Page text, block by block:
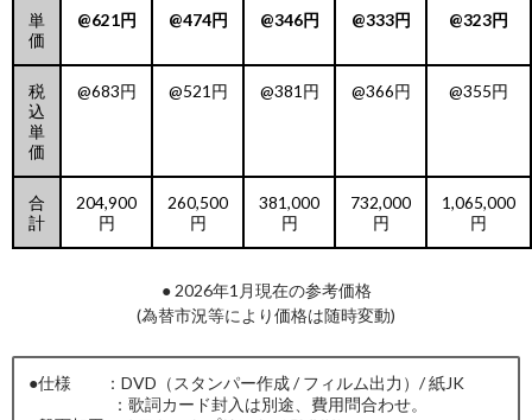
単
価
@621円 @474円 @346円 @333円 @323円
税
込
単
価
@683円 @521円 @381円 @366円 @355円
合
計
204,900
円
260,500
円
381,000
円
732,000
円
1,065,000
円
● 2026年1月現在の参考価格
(為替市況等により価格は随時変動)
●仕様 ：DVD（スタンパー作成 / フィルム出力）/ 紙JK
：歌詞カード封入は別途、費用問合わせ。